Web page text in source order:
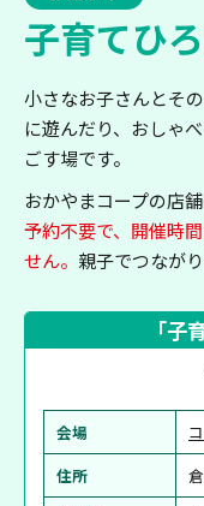
子育てひ
小さなお子さんとそ
に遊んだり、おしゃ
ごす場です。
おかやまコープの店
予約不要で、開催時
せん。 親子でつなが
「子
会場
住所